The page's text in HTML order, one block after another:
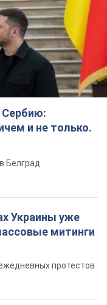
Сербию:
и не только.
Белград
Украины уже
митинги
протестов